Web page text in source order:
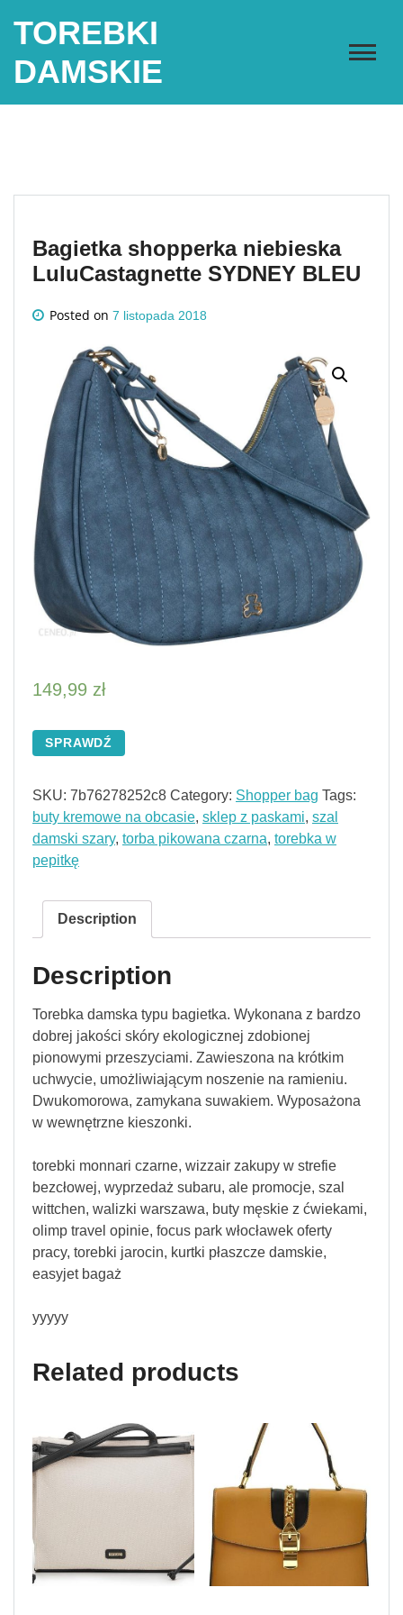
TOREBKI
DAMSKIE
Bagietka shopperka niebieska
LuluCastagnette SYDNEY BLEU
Posted on 7 listopada 2018
149,99 zł
SPRAWDŹ
SKU: 7b76278252c8 Category: Shopper bag Tags:
buty kremowe na obcasie, sklep z paskami, szal
damski szary, torba pikowana czarna, torebka w
pepitkę
Description
Description
Torebka damska typu bagietka. Wykonana z bardzo
dobrej jakości skóry ekologicznej zdobionej
pionowymi przeszyciami. Zawieszona na krótkim
uchwycie, umożliwiającym noszenie na ramieniu.
Dwukomorowa, zamykana suwakiem. Wyposażona
w wewnętrzne kieszonki.
torebki monnari czarne, wizzair zakupy w strefie
bezcłowej, wyprzedaż subaru, ale promocje, szal
wittchen, walizki warszawa, buty męskie z ćwiekami,
olimp travel opinie, focus park włocławek oferty
pracy, torebki jarocin, kurtki płaszcze damskie,
easyjet bagaż
yyyyy
Related products